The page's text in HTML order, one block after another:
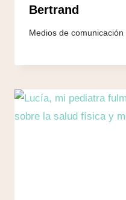
Bertrand